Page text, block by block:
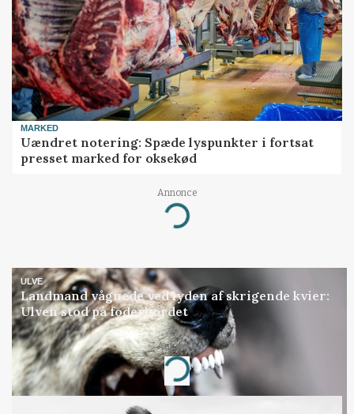
MARKED
Uændret notering: Spæde lyspunkter i fortsat
presset marked for oksekød
Annonce
Loading...
ULVE
Landmand vågnede ved lyden af skrigende kvier:
Ulven stod på foderbordet
Annonce
Loading...